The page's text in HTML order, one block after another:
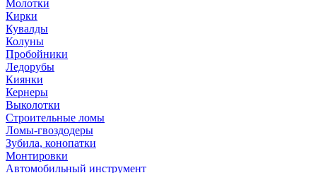
Молотки
Кирки
Кувалды
Колуны
Пробойники
Ледорубы
Киянки
Кернеры
Выколотки
Строительные ломы
Ломы-гвоздодеры
Зубила, конопатки
Монтировки
Автомобильный инструмент